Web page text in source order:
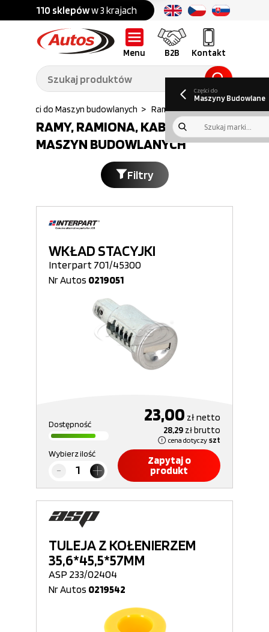
110 sklepóww 3 krajach Ponad 700 marek
Menu B2B Kontakt
Części do:
Ciężarówek,
przyczep,
naczep
Części do:
budowlanych
B2BGaleria
Oferty pracy
kwartalny
Części do
Maszyny Budowlane
Części do Maszyn budowlanych > Rama ramiona kabina
RAMY, RAMIONA, KABINY DO
MASZYN BUDOWLANYCH
Filtry
WKŁAD STACYJKI
Interpart 701/45300
Nr Autos 0219051
Dostępność 23,00 złnetto
28,29 złbrutto
cena dotyczy szt
Wybierz ilość
Zapytaj o
produkt
TULEJA Z KOŁENIERZEM
35,6*45,5*57MM
ASP 233/02404
Nr Autos 0219542